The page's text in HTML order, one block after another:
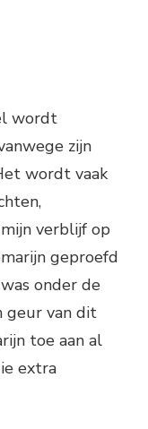
wordt
zijn
wordt vaak
verblijf op
geproefd
onder de
geur van dit
toe aan al
extra